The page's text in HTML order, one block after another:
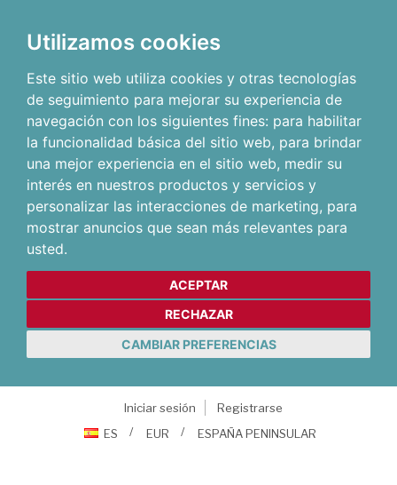
Utilizamos cookies
Este sitio web utiliza cookies y otras tecnologías
de seguimiento para mejorar su experiencia de
navegación con los siguientes fines: para habilitar
la funcionalidad básica del sitio web, para brindar
una mejor experiencia en el sitio web, medir su
interés en nuestros productos y servicios y
personalizar las interacciones de marketing, para
mostrar anuncios que sean más relevantes para
usted.
ACEPTAR
RECHAZAR
CAMBIAR PREFERENCIAS
Iniciar sesión
Registrarse
ES
EUR ESPAÑA PENINSULAR